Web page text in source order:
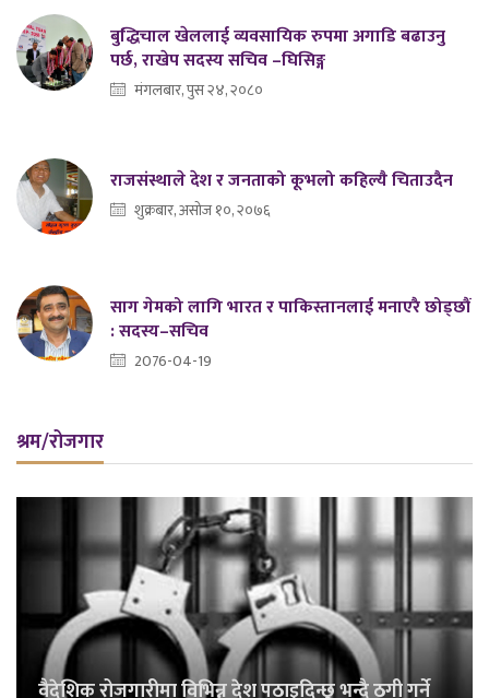
बुद्धिचाल खेललाई व्यवसायिक रुपमा अगाडि बढाउनु
पर्छ, राखेप सदस्य सचिव –घिसिङ्ग
मंगलबार, पुस २४, २०८०
राजसंस्थाले देश र जनताको कूभलो कहिल्यै चिताउदैन
शुक्रबार, असोज १०, २०७६
साग गेमको लागि भारत र पाकिस्तानलाई मनाएरै छोड्छौं
: सदस्य–सचिव
2076-04-19
श्रम/रोजगार
वैदेशिक रोजगारीमा विभिन्न देश पठाइदिन्छु भन्दै ठगी गर्ने